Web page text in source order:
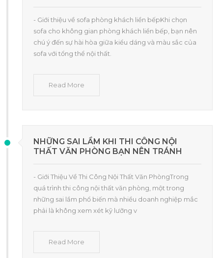
- Giới thiệu về sofa phòng khách liền bếpKhi chọn
sofa cho không gian phòng khách liền bếp, bạn nên
chú ý đến sự hài hòa giữa kiểu dáng và màu sắc của
sofa với tổng thể nội thất.
Read More
NHỮNG SAI LẦM KHI THI CÔNG NỘI
THẤT VĂN PHÒNG BẠN NÊN TRÁNH
- Giới Thiệu Về Thi Công Nội Thất Văn PhòngTrong
quá trình thi công nội thất văn phòng, một trong
những sai lầm phổ biến mà nhiều doanh nghiệp mắc
phải là không xem xét kỹ lưỡng v
Read More